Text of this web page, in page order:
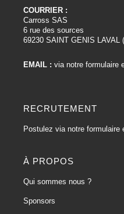
COURRIER :
Carross SAS
6 rue des sources
69230 SAINT GENIS LAVAL
EMAIL : via notre formulaire
RECRUTEMENT
Postulez via notre formulaire
À PROPOS
Qui sommes nous ?
Sponsors